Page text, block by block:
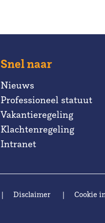
Snel naar
Nieuws
Professioneel statuut
Vakantieregeling
Klachtenregeling
Intranet
| Disclaimer | Cookie